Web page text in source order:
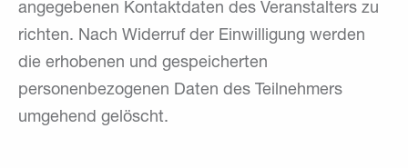
angegebenen Kontaktdaten des Veranstalters zu
richten. Nach Widerruf der Einwilligung werden
die erhobenen und gespeicherten
personenbezogenen Daten des Teilnehmers
umgehend gelöscht.